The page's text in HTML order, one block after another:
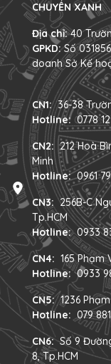
CHUYỂN XANH
Địa chỉ:40
GPKD:Số
doanh Sở Kế
CN1: 36-38
Hotline: 0778
CN2: 212 Hoà
Minh
Hotline: 0961
CN3: 256B-C
Tp.HCM
Hotline: 0933
CN4: 165 Phạm
Hotline: 0933
CN5: 1236
Hotline: 079
CN6: Số 9
8, Tp.HCM